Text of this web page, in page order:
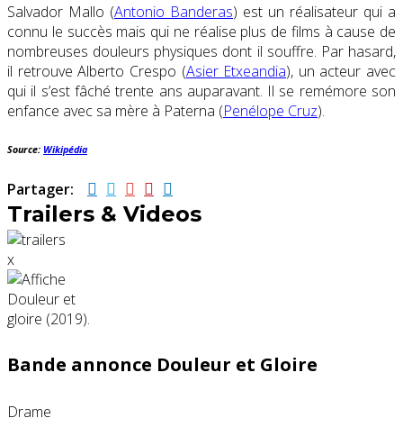
Salvador Mallo (Antonio Banderas) est un réalisateur qui a
connu le succès mais qui ne réalise plus de films à cause de
nombreuses douleurs physiques dont il souffre. Par hasard,
il retrouve Alberto Crespo (Asier Etxeandia), un acteur avec
qui il s’est fâché trente ans auparavant. Il se remémore son
enfance avec sa mère à Paterna (Penélope Cruz).
Source: Wikipédia
Partager:
Trailers & Videos
x
Bande annonce Douleur et Gloire
Drame